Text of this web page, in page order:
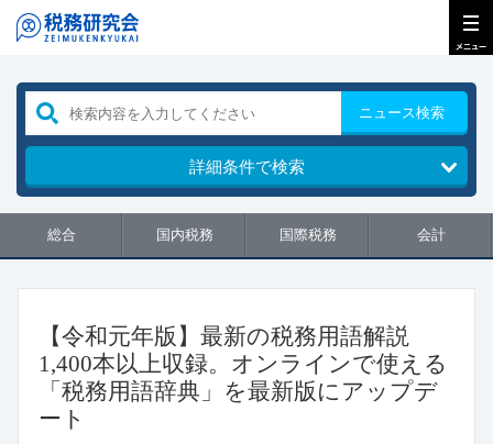
ニュース検索
詳細条件で検索
総合 国内税務 国際税務 会計
【令和元年版】最新の税務用語解説
1,400本以上収録。オンラインで使える
「税務用語辞典」を最新版にアップデ
ート